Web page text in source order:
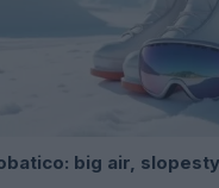
big air,